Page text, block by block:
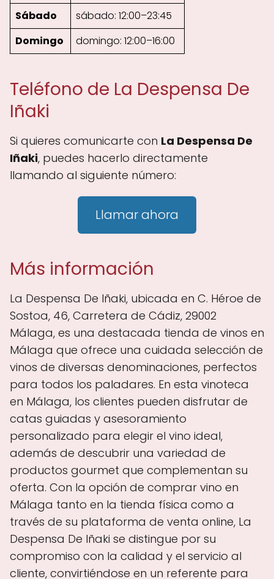
Sábado
sábado: 12:00–23:45
Domingo
domingo: 12:00–16:00
Teléfono de La Despensa De
Iñaki
Si quieres comunicarte con La Despensa De
Iñaki, puedes hacerlo directamente
llamando al siguiente número:
Llamar ahora
Más información
La Despensa De Iñaki, ubicada en C. Héroe de
Sostoa, 46, Carretera de Cádiz, 29002
Málaga, es una destacada tienda de vinos en
Málaga que ofrece una cuidada selección de
vinos de diversas denominaciones, perfectos
para todos los paladares. En esta vinoteca
en Málaga, los clientes pueden disfrutar de
catas guiadas y asesoramiento
personalizado para elegir el vino ideal,
además de descubrir una variedad de
productos gourmet que complementan su
oferta. Con la opción de comprar vino en
Málaga tanto en la tienda física como a
través de su plataforma de venta online, La
Despensa De Iñaki se distingue por su
compromiso con la calidad y el servicio al
cliente, convirtiéndose en un referente para